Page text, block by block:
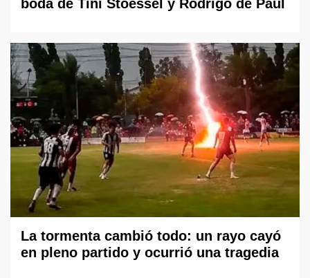
boda de Tini Stoessel y Rodrigo de Paul
La tormenta cambió todo: un rayo cayó
en pleno partido y ocurrió una tragedia